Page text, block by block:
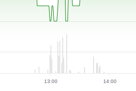
13:00 14:00